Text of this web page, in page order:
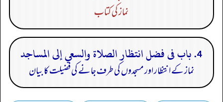
نماز کی کتاب
4. باب فى فضل انتظار الصلاة والسعي إلى المساجد
نماز کے انتظار اور مسجدوں کی طرف جانے کی فضیلت کا بیان